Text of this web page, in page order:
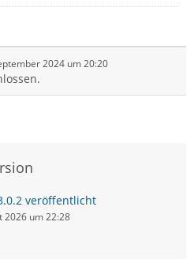
2024 um 20:20
veröffentlicht
2026 um 22:28